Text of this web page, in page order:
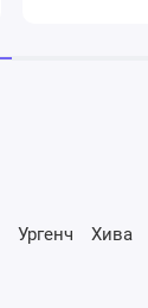
Ургенч Хива